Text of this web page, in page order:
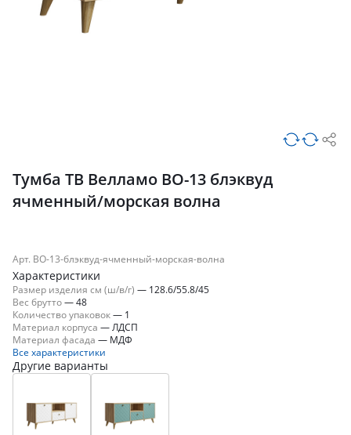
Тумба ТВ Велламо ВО-13 блэквуд
ячменный/морская волна
Арт. ВО-13-блэквуд-ячменный-морская-волна
Характеристики
Размер изделия см (ш/в/г) — 128.6/55.8/45
Вес брутто—48
Количество упаковок— 1
Материал корпуса — ЛДСП
Материал фасада — МДФ
Все характеристики
Другие варианты